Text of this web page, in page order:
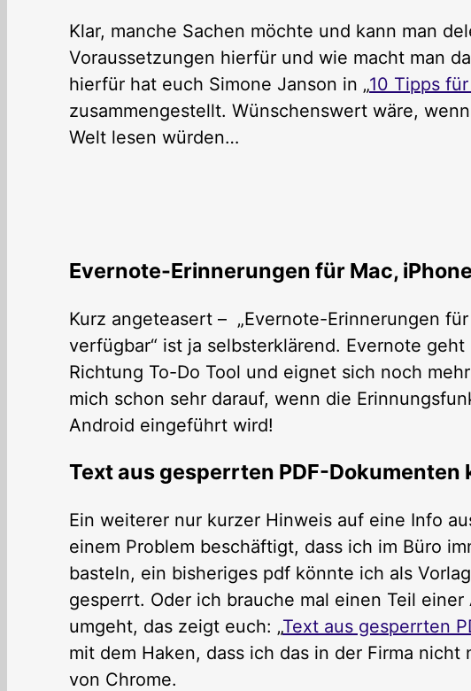
Klar, manche Sachen möchte und kann man
Voraussetzungen hierfür und wie macht man
hierfür hat euch Simone Janson in „10 Tipps
zusammengestellt. Wünschenswert wäre,
Welt lesen würden…
Evernote-Erinnerungen für Mac,
Kurz angeteasert – „Evernote-Erinnerungen
verfügbar“ ist ja selbsterklärend. Evernote
Richtung To-Do Tool und eignet sich noch
mich schon sehr darauf, wenn die
Android eingeführt wird!
Text aus gesperrten PDF-Dokumenten
Ein weiterer nur kurzer Hinweis auf eine Info
einem Problem beschäftigt, dass ich im Büro
basteln, ein bisheriges pdf könnte ich als
gesperrt. Oder ich brauche mal einen Teil
umgeht, das zeigt euch: „Text aus gesperrten
mit dem Haken, dass ich das in der Firma
von Chrome.